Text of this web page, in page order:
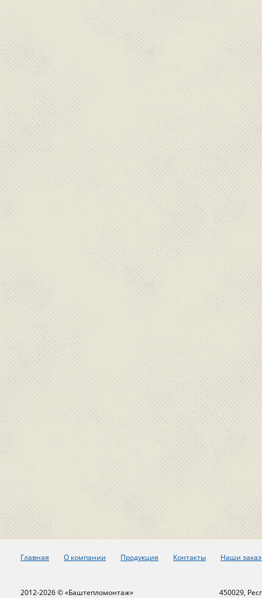
Главная О компании Продукция Контакты Наши
2012-2026 © «Баштепломонтаж» 450029,